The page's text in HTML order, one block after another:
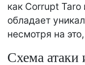
как Corrupt
обладает
несмотря на
Схема атаки